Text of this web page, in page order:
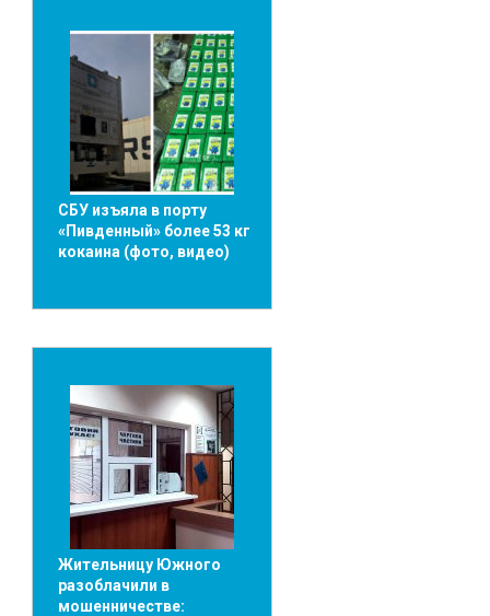
СБУ изъяла в порту
«Пивденный» более 53 кг
кокаина (фото, видео)
Жительницу Южного
разоблачили в
мошенничестве: